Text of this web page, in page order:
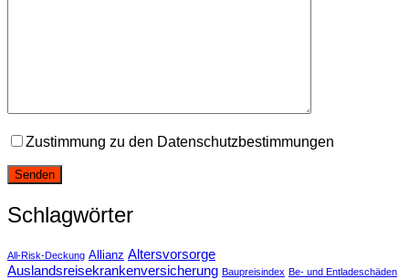
Zustimmung zu den Datenschutzbestimmungen
Schlagwörter
All-Risk-Deckung Allianz Altersvorsorge
Auslandsreisekrankenversicherung Baupreisindex Be- und Entladeschäden